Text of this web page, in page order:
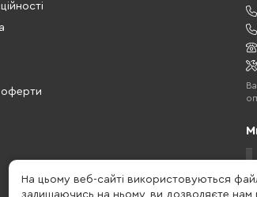
оферти
На цьому веб-сайті використовуються
залишаючись на ньому, ви дозволяєте